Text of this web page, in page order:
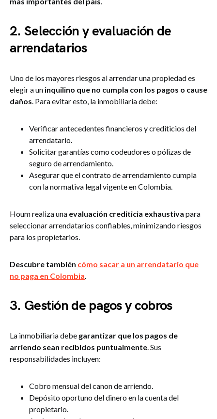
2. Selección y evaluación de
arrendatarios
Uno de los mayores riesgos al arrendar una propiedad es
elegir a un inquilino que no cumpla con los pagos o cause
daños. Para evitar esto, la inmobiliaria debe:
Verificar antecedentes financieros y crediticios del
arrendatario.
Solicitar garantías como codeudores o pólizas de
seguro de arrendamiento.
Asegurar que el contrato de arrendamiento cumpla
con la normativa legal vigente en Colombia.
Houm realiza una evaluación crediticia exhaustiva para
seleccionar arrendatarios confiables, minimizando riesgos
para los propietarios.
Descubre también cómo sacar a un arrendatario que
no paga en Colombia.
3. Gestión de pagos y cobros
La inmobiliaria debe garantizar que los pagos de
arriendo sean recibidos puntualmente. Sus
responsabilidades incluyen:
Cobro mensual del canon de arriendo.
Depósito oportuno del dinero en la cuenta del
propietario.